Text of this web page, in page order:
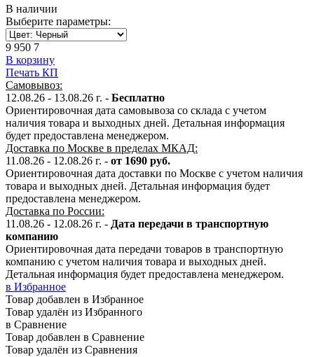
В наличии
Выберите параметры:
9 950 7
В корзину
Печать КП
Самовывоз:
12.08.26 - 13.08.26 г. - Бесплатно
Ориентировочная дата самовывоза со склада с учетом
наличия товара и выходных дней. Детальная информация
будет предоставлена менеджером.
Доставка по Москве в пределах МКАД:
11.08.26 - 12.08.26 г. - от 1690 руб.
Ориентировочная дата доставки по Москве с учетом наличия
товара и выходных дней. Детальная информация будет
предоставлена менеджером.
Доставка по России:
11.08.26 - 12.08.26 г. - Дата передачи в транспортную
компанию
Ориентировочная дата передачи товаров в транспортную
компанию с учетом наличия товара и выходных дней.
Детальная информация будет предоставлена менеджером.
в Избранное
Товар добавлен в Избранное
Товар удалён из Избранного
в Сравнение
Товар добавлен в Сравнение
Товар удалён из Сравнения